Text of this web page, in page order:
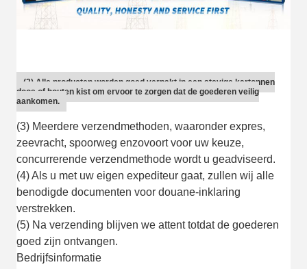
(2) Alle producten worden goed verpakt in een stevige kartonnen
doos of houten kist om ervoor te zorgen dat de goederen veilig
aankomen.
(3) Meerdere verzendmethoden, waaronder expres,
zeevracht, spoorweg enzovoort voor uw keuze,
concurrerende verzendmethode wordt u geadviseerd.
(4) Als u met uw eigen expediteur gaat, zullen wij alle
benodigde documenten voor douane-inklaring
verstrekken.
(5) Na verzending blijven we attent totdat de goederen
goed zijn ontvangen.
Bedrijfsinformatie